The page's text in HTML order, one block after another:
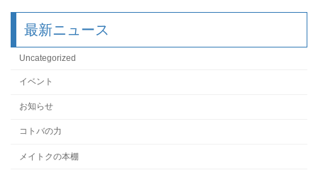
最新ニュース
Uncategorized
イベント
お知らせ
コトバの力
メイトクの本棚